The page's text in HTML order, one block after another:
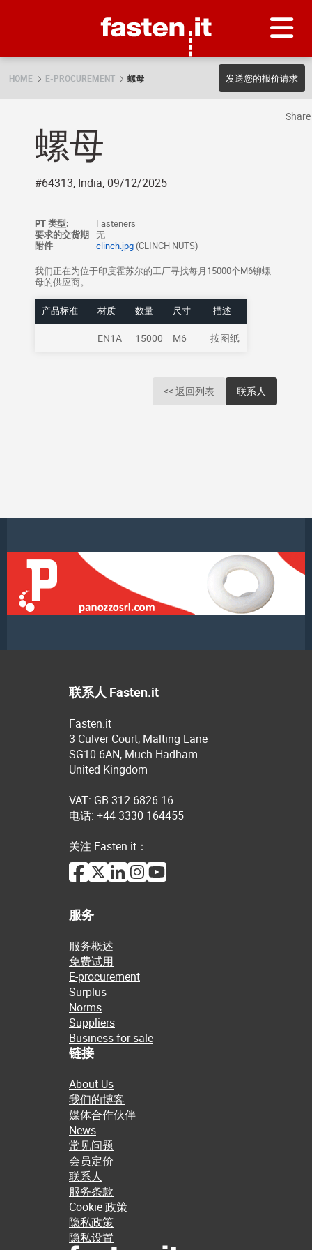
HOME E-PROCUREMENT 螺母 发送您的报价请求
螺母
#64313, India, 09/12/2025
PT 类型:
Fasteners
要求的交货期 无
附件
clinch.jpg (CLINCH NUTS)
我们正在为位于印度霍苏尔的工厂寻找每月15000个M6铆螺
母的供应商。
产品标准 材质 数量 尺寸 描述
EN1A 15000 M6 按图纸
<< 返回列表 联系人
Share
联系人 Fasten.it
Fasten.it
3 Culver Court, Malting Lane
SG10 6AN, Much Hadham
United Kingdom
VAT: GB 312 6826 16
电话: +44 3330 164455
关注 Fasten.it：
服务
服务概述
免费试用
E-procurement
Surplus
Norms
Suppliers
Business for sale
链接
About Us
我们的博客
媒体合作伙伴
News
常见问题
会员定价
联系人
服务条款
Cookie 政策
隐私政策
隐私设置